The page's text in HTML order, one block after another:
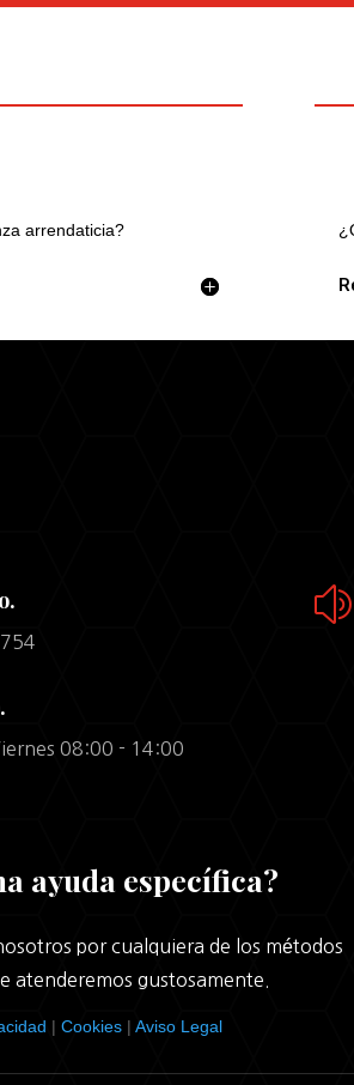
arrendaticia?
08:00 - 14:00
z
ayuda específica?
por cualquiera de los métodos
atenderemos gustosamente.
| Cookies| Aviso Legal